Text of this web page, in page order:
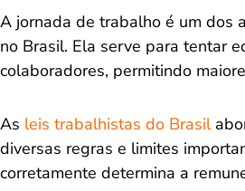
A jornada de trabalho é um dos
no Brasil. Ela serve para tentar
colaboradores, permitindo
As leis trabalhistas do Brasil
diversas regras e limites
corretamente determina a